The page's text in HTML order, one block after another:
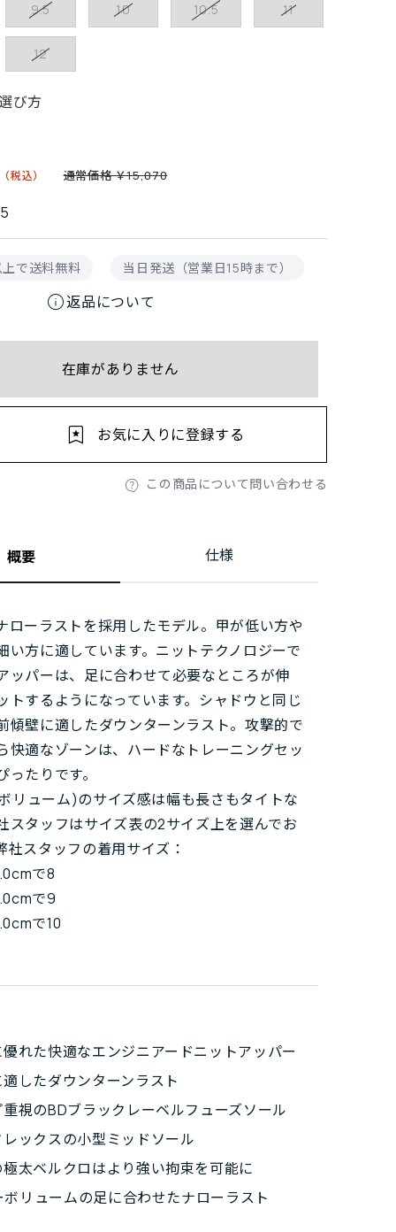
9.5 10 10.5 11
12
び方
で送料無料 当日発送（営業日15時まで）
info返品について
通常価格 ￥15,070
在庫がありません
この商品について問い合わせる
お気に入りに登録する
概要 仕様
ローラストを採用したモデル。甲が低い方や
い方に適しています。ニットテクノロジーで
ッパーは、足に合わせて必要なところが伸
トするようになっています。シャドウと同じ
傾壁に適したダウンターンラスト。攻撃的で
快適なゾーンは、ハードなトレーニングセッ
ったりです。
リューム)のサイズ感は幅も長さもタイトな
スタッフはサイズ表の2サイズ上を選んでお
社スタッフの着用サイズ：
で8
で9
で10
れた快適なエンジニアードニットアッパー
したダウンターンラスト
視のBDブラックレーベルフューズソール
ックスの小型ミッドソール
太ベルクロはより強い拘束を可能に
リュームの足に合わせたナローラスト